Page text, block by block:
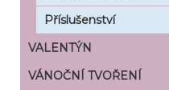
Příslušenství
VALENTÝN
VÁNOČNÍ TVOŘENÍ